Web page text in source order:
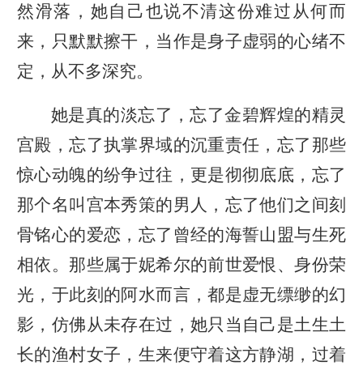
然滑落，她自己也说不清这份难过从何而
来，只默默擦干，当作是身子虚弱的心绪不
定，从不多深究。
她是真的淡忘了，忘了金碧辉煌的精灵
宫殿，忘了执掌界域的沉重责任，忘了那些
惊心动魄的纷争过往，更是彻彻底底，忘了
那个名叫宫本秀策的男人，忘了他们之间刻
骨铭心的爱恋，忘了曾经的海誓山盟与生死
相依。那些属于妮希尔的前世爱恨、身份荣
光，于此刻的阿水而言，都是虚无缥缈的幻
影，仿佛从未存在过，她只当自己是土生土
长的渔村女子，生来便守着这方静湖，过着